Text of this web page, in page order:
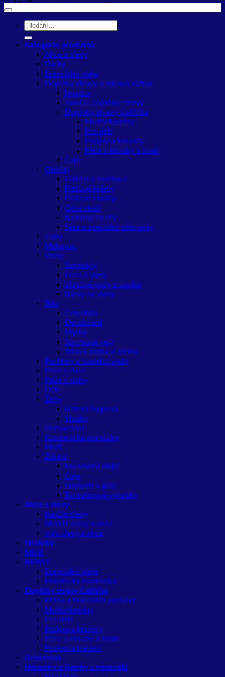
Hledat:
Kategorie produktů
Akce a slevy
Dárky
Esenciální oleje
Doplňky stravy a zdravá výživa
Imunita
TianDe doplňky stravy
Doplňky stravy CaliVita
Multivitamíny
Pro děti
Podpora Imunity
Péče o klouby a kosti
Čaje
Obličej
Čištění a tonizace
Pleťové krémy
Pleťové masky
Oční okolí
Balzámy na rty
Séra a speciální přípravky
Zuby
Make-up
Vlasy
Šampóny
Péče o vlasy
Vlasové vody a tonika
Barvy na vlasy
Tělo
Celulitida
Deodorant
Mýdla
Sprchové gely
Tělová mléka a krémy
Parfémy a toaletní vody
Péče o ruce
Péče o nohy
Děti
Ženy
Intimní hygiena
Vložky
Domácnost
Kosmetické pomůcky
Muži
Zdraví
Esenciální oleje
Čaje
Náplasti a gely
Turmalínové výrobky
Akce a slevy
tianDe slevy
BEWIT slevy a akce
mihi slevy a akce
Novinky
MIHI
BEWIT
Esenciální oleje
Holistická kosmetika
Doplňky stravy CaliVita
Krása a tvarování postavy
Multivitamíny
Pro děti
Podpora Imunity
Péče o klouby a kosti
Podpora trávení
Greenway
Náramky a šperky z minerálů